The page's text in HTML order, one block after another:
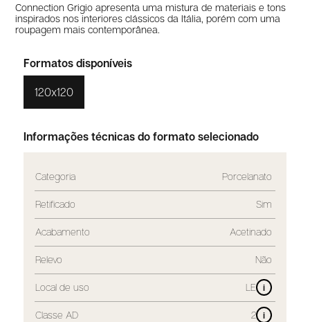
Connection Grigio apresenta uma mistura de materiais e tons
inspirados nos interiores clássicos da Itália, porém com uma
roupagem mais contemporânea.
Formatos disponíveis
120x120
Informações técnicas do formato selecionado
Categoria Porcelanato
Retificado Sim
Acabamento Acetinado
Relevo Não
Local de uso LE i
Classe AD 2 i